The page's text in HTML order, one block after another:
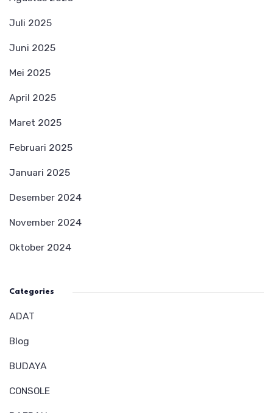
Juli 2025
Juni 2025
Mei 2025
April 2025
Maret 2025
Februari 2025
Januari 2025
Desember 2024
November 2024
Oktober 2024
Categories
ADAT
Blog
BUDAYA
CONSOLE